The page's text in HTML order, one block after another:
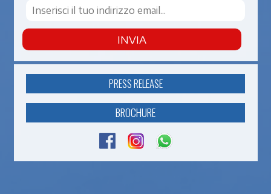
INVIA
PRESS RELEASE
BROCHURE